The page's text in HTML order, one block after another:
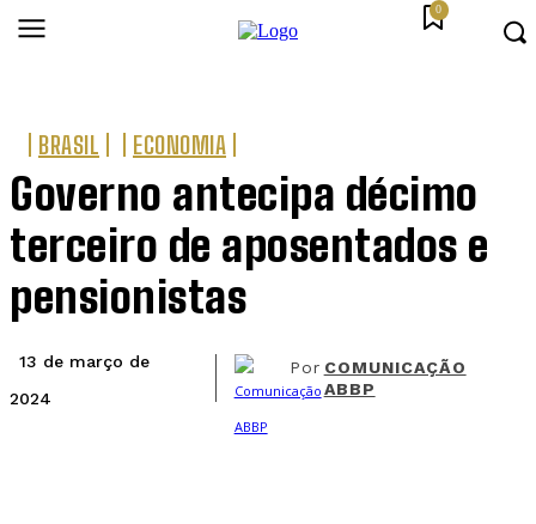
0
BRASIL ECONOMIA
Governo antecipa décimo
terceiro de aposentados e
pensionistas
13 de março de
2024
Por COMUNICAÇÃO
ABBP